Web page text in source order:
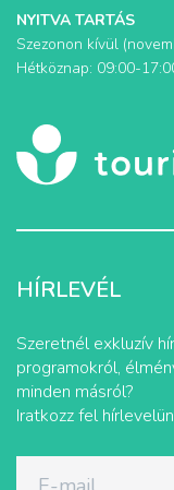
NYITVA TARTÁS
Szezonon kívül
Hétköznap: 09:00-
HÍRLEVÉL
Szeretnél exkluzív
programokról,
minden másról?
Iratkozz fel